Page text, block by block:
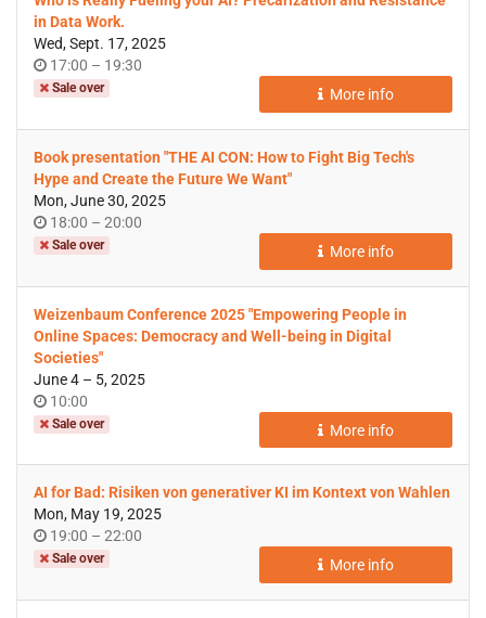
in Data Work.
Wed, Sept. 17, 2025
Time
of
17:00 – until
19:30
Sale over More info
Book presentation "THE AI CON: How to Fight Big Tech's
Hype and Create the Future We Want"
Mon, June 30, 2025
Time
of
18:00 – until
20:00
Sale over More info
Weizenbaum Conference 2025 "Empowering People in
Online Spaces: Democracy and Well-being in Digital
Societies"
June 4 – until
5, 2025
Time
of
10:00
Sale over More info
AI for Bad: Risiken von generativer KI im Kontext von Wahlen
Mon, May 19, 2025
Time
of
19:00 – until
22:00
Sale over More info